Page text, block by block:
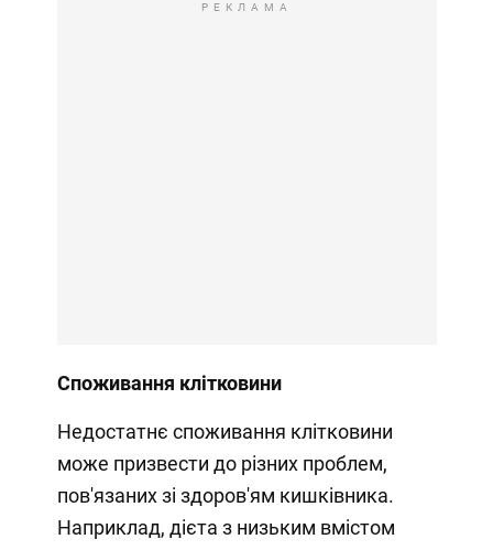
РЕКЛАМА
Споживання клітковини
Недостатнє споживання клітковини
може призвести до різних проблем,
пов'язаних зі здоров'ям кишківника.
Наприклад, дієта з низьким вмістом